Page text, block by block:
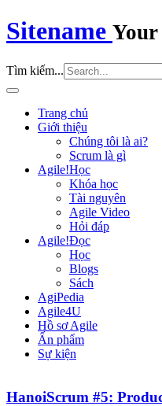
Sitename Your
Tìm kiếm...
Trang chủ
Giới thiệu
Chúng tôi là ai?
Scrum là gì
Agile!Học
Khóa học
Tài nguyên
Agile Video
Hỏi đáp
Agile!Đọc
Học
Blogs
Sách
AgiPedia
Agile4U
Hồ sơ Agile
Ấn phẩm
Sự kiện
HanoiScrum #5: